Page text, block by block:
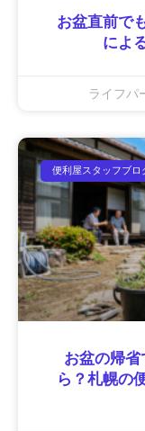
お盆直前で
によ
ライフパ
便利屋スタッフブロ
お盆の帰
ら？札幌の